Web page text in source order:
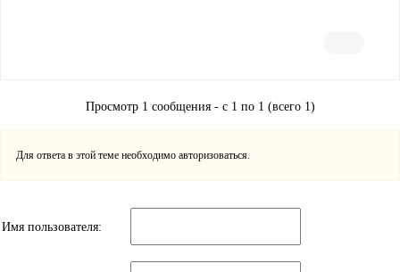
Просмотр 1 сообщения - с 1 по 1 (всего 1)
Для ответа в этой теме необходимо авторизоваться.
Имя пользователя: